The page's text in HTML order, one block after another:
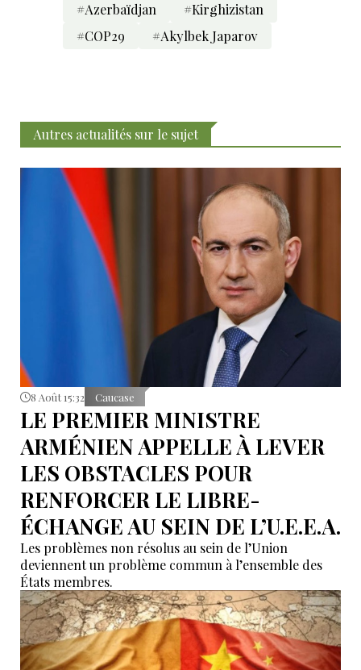
#Azerbaïdjan
#Kirghizistan
#COP29
#Akylbek Japarov
Autres actualités sur le sujet
8 Août 15:32 Caucase
LE PREMIER MINISTRE
ARMÉNIEN APPELLE À LEVER
LES OBSTACLES POUR
RENFORCER LE LIBRE-
ÉCHANGE AU SEIN DE L’U.E.E.A.
Les problèmes non résolus au sein de l’Union
deviennent un problème commun à l’ensemble des
États membres.